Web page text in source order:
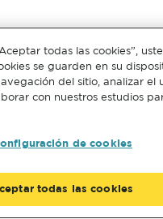
todas las cookies”,
se guarden en su
del sitio, analizar el
con nuestros estudios
de cookies
todas las cookies